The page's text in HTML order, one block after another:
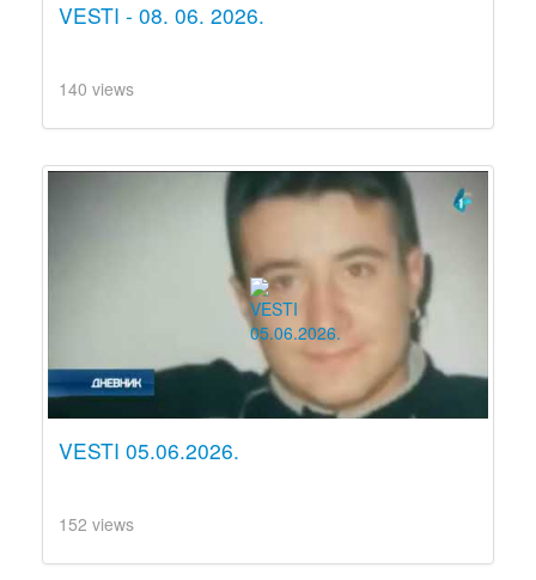
VESTI - 08. 06. 2026.
140 views
VESTI 05.06.2026.
152 views